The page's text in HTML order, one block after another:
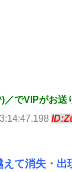
／でVIPがお送
えて消失・出